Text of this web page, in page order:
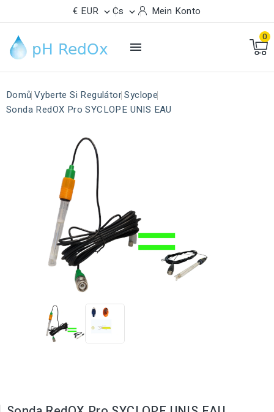
€ EUR  Cs  Mein Konto

0
Domů Vyberte Si Regulátor Syclope
Sonda RedOX Pro SYCLOPE UNIS EAU